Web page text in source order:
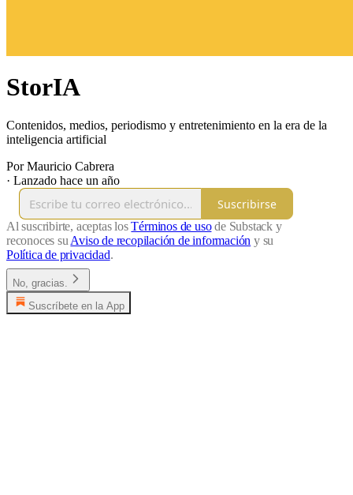
StorIA
Contenidos, medios, periodismo y entretenimiento en la era de la
inteligencia artificial
Por Mauricio Cabrera
· Lanzado hace un año
Suscribirse
Al suscribirte, aceptas losTérminos de usode Substack y
reconoces suAviso de recopilación de información y su
Política de privacidad.
No, gracias.
Suscríbete en la App